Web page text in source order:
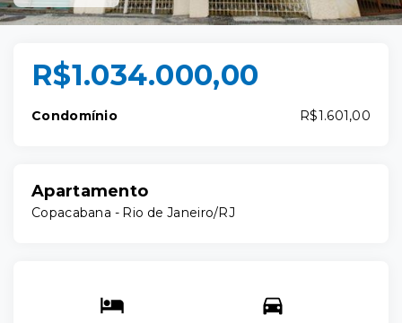
R$1.034.000,00
Condomínio R$1.601,00
Apartamento
Copacabana - Rio de Janeiro/RJ